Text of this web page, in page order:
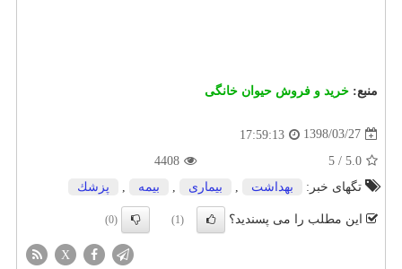
منبع: خرید و فروش حیوان خانگی
1398/03/27
17:59:13
5.0
/
5
4408
تگهای خبر:
بهداشت بیماری بیمه پزشك
این مطلب را می پسندید؟ (1)
(0)
X